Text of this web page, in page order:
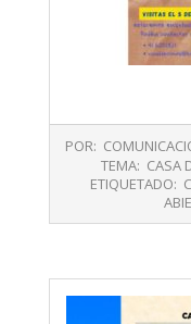
02-
POR:
TEMA: CASA
ETIQUETADO: